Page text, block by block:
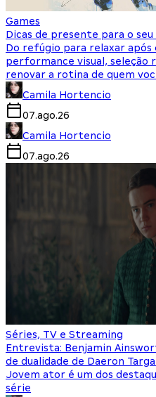
Games
Dicas de presente para o
Do refúgio para relaxar
performance visual, seleção
renovar a rotina de quem
Camila Hortencio
07.ago.26
Camila Hortencio
07.ago.26
Séries, TV e Streaming
Entrevista: Benjamin
de dualidade de Daeron
Jovem ator é um dos
série